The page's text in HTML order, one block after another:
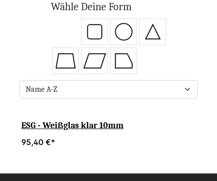
Wähle Deine Form
ESG - Weißglas klar 10mm
95,40 €*